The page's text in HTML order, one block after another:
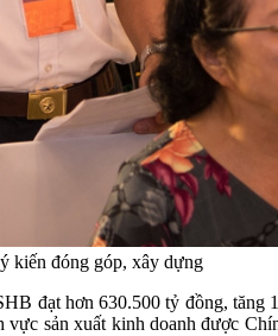
kiến đóng góp, xây dựng
đạt hơn 630.500 tỷ đồng,
sản xuất kinh doanh được